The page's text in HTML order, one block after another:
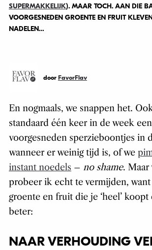
SUPERMAKKELIJK). MAAR TOCH. AAN DIE
VOORGESNEDEN GROENTE EN FRUIT
NADELEN…
door FavorFlav
En nogmaals, we snappen het.
standaard één keer in de week
voorgesneden sperzieboontjes in
wanneer er weinig tijd is, of we
instant noedels – no shame. Maar
probeer ik echt te vermijden,
groente en fruit die je ‘heel’
beter:
NAAR VERHOUDING